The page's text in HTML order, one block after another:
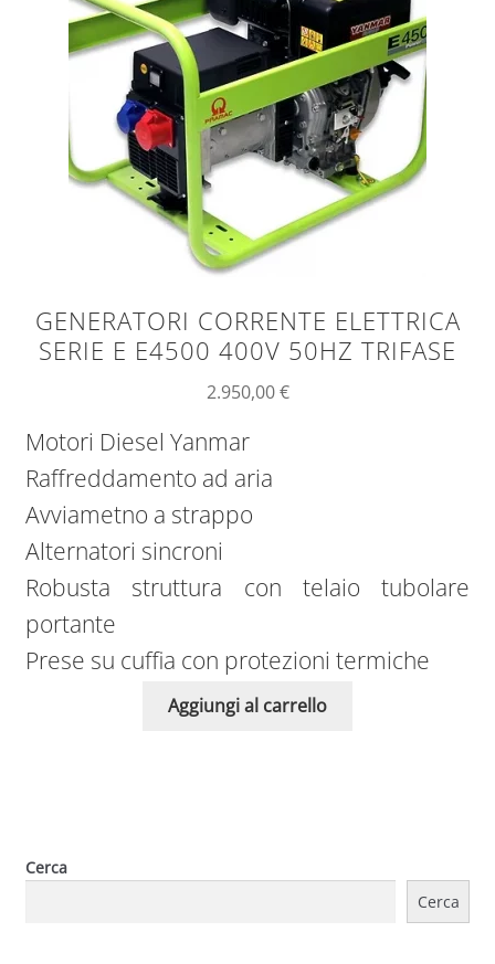
GENERATORI CORRENTE ELETTRICA
SERIE E E4500 400V 50HZ TRIFASE
2.950,00€
Motori Diesel Yanmar
Raffreddamento ad aria
Avviametno a strappo
Alternatori sincroni
Robusta struttura con telaio tubolare
portante
Prese su cuffia con protezioni termiche
Aggiungi al carrello
Cerca
Cerca